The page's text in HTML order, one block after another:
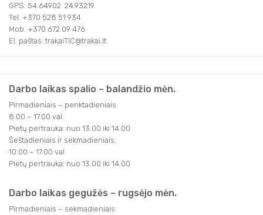
GPS: 54.64902 24.93219
Tel. +370 528 51 934
Mob. +370 672 09 476
El. paštas: trakaiTIC@trakai.lt
Darbo laikas spalio – balandžio mėn.
Pirmadieniais – penktadieniais:
8.00 – 17.00 val.
Pietų pertrauka: nuo 13.00 iki 14.00
Šeštadieniais ir sekmadieniais:
10.00 – 17.00 val.
Pietų pertrauka: nuo 13.00 iki 14.00
Darbo laikas gegužės – rugsėjo mėn.
Pirmadieniais – sekmadieniais: